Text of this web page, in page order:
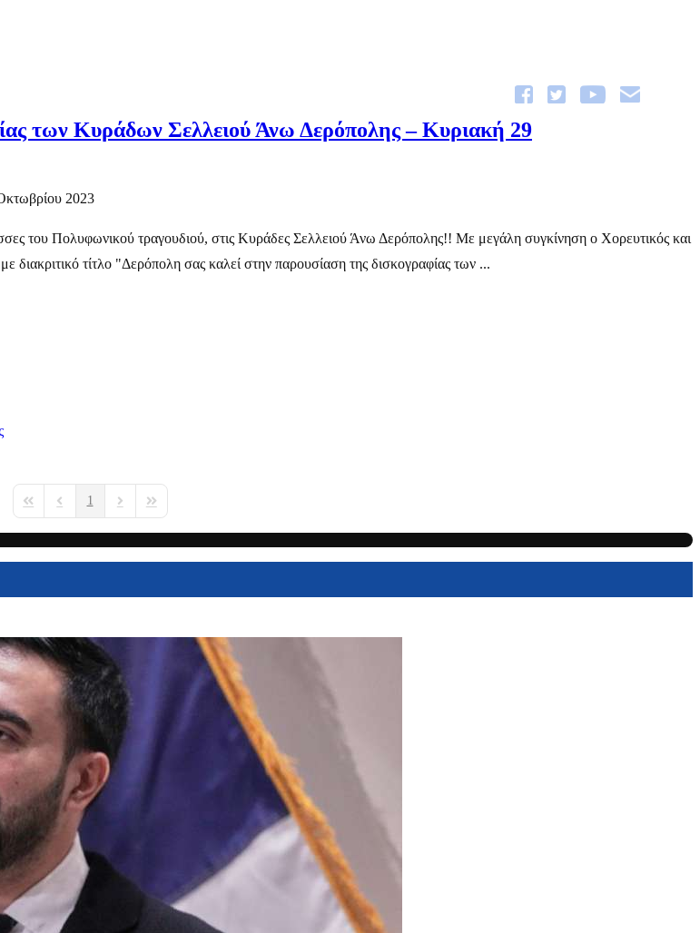
των Κυράδων Σελλειού Άνω Δερόπολης – Κυριακή 29
2023
του Πολυφωνικού τραγουδιού, στις Κυράδες Σελλειού Άνω Δερόπολης!! Mε μεγάλη συγκίνηση o Χορευτικός και
διακριτικό τίτλο "Δερόπολη σας καλεί στην παρουσίαση της δισκογραφίας των ...
First PagePrevious Page
1
Next PageLast Page